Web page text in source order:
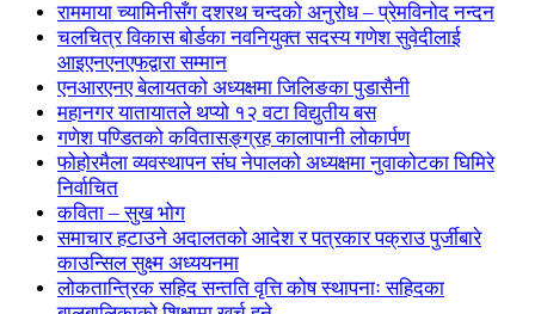
राममाया च्यामिनीसँग दशरथ चन्दको अनुरोध – प्रेमविनोद नन्दन
चलचित्र विकास बोर्डका नवनियुक्त सदस्य गणेश सुवेदीलाई
आइएनएनएफद्वारा सम्मान
एनआरएनए बेलायतको अध्यक्षमा जिलिङका पुडासैनी
महानगर यातायातले थप्यो १२ वटा विद्युतीय बस
गणेश पण्डितको कवितासङ्ग्रह कालापानी लोकार्पण
फोहोरमैला व्यवस्थापन संघ नेपालको अध्यक्षमा नुवाकोटका घिमिरे
निर्वाचित
कविता – सुख भोग
समाचार हटाउने अदालतको आदेश र पत्रकार पक्राउ पुर्जीबारे
काउन्सिल सुक्ष्म अध्ययनमा
लोकतान्त्रिक सहिद सन्तति वृत्ति कोष स्थापनाः सहिदका